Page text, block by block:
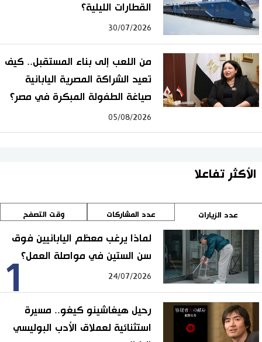
القطارات الليلية؟
30/07/2026
من اللعب إلى بناء المستقبل.. كيف
تعيد الشراكة المصرية اليابانية
صياغة الطفولة المبكرة في مصر؟
05/08/2026
الأكثر تفاعلا
عدد الزيارات عدد المشاركات وقت التصفح
1
لماذا يرغب معظم اليابانيين فوق
سن الستين في مواصلة العمل؟
24/07/2026
رحيل هيغاشينو كيغو.. مسيرة
استثنائية لعملاق الأدب البوليسي